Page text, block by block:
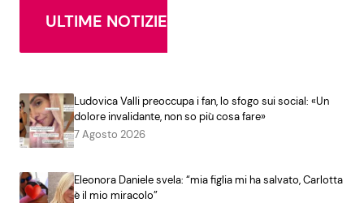
ULTIME NOTIZIE
Ludovica Valli preoccupa i fan, lo sfogo sui social: «Un
dolore invalidante, non so più cosa fare»
7 Agosto 2026
Eleonora Daniele svela: “mia figlia mi ha salvato, Carlotta
è il mio miracolo”